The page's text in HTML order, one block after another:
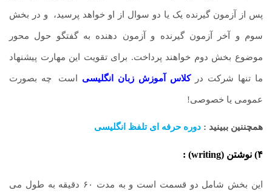
پس از آزمون گیرنده یک یا دو سوال از او خواهد پرسید، و در بخش
سوم و آخر آزمون گیرنده و آزمون دهنده به گفتگو حول محور
موضوع بخش دوم خواهند پرداخت. برای تقویت این مهارت پیشنهاد
ما تنها شرکت درکلاس آموزش زبان انگلیسی است چه بصورت
عمومی یا خصوصی!
همچننین ببینید : دوره حرفه ای تلفظ انگلیسی
۴) نوشتن ( writing
) :
این بخش شامل دو قسمت است و به مدت ۶۰ دقیقه به طول می